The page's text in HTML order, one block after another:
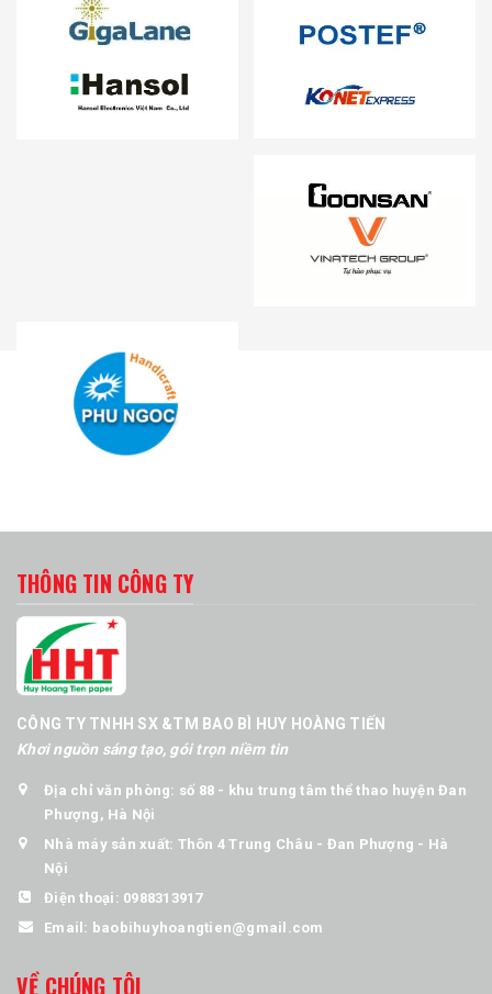
THÔNG TIN CÔNG TY
CÔNG TY TNHH SX &TM BAO BÌ HUY HOÀNG TIẾN
Khơi nguồn sáng tạo, gói trọn niềm tin
Địa chỉ văn phòng: số 88 - khu trung tâm thể thao huyện Đan
Phượng, Hà Nội
Nhà máy sản xuất: Thôn 4 Trung Châu - Đan Phượng - Hà
Nội
Điện thoại: 0988313917
Email: baobihuyhoangtien@gmail.com
VỀ CHÚNG TÔI